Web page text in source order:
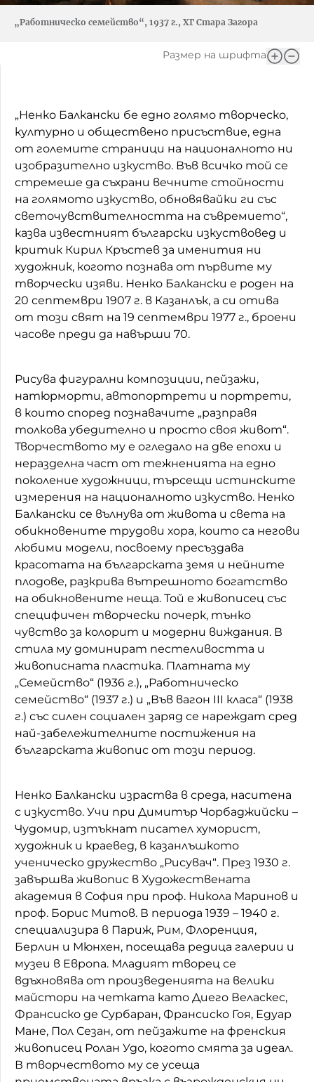
„Работническо семейство“, 1937 г., ХГ Стара Загора
Размер на шрифта
„Ненко Балкански бе едно голямо творческо,
културно и обществено присъствие, една
от големите страници на националното ни
изобразително изкуство. Във всичко той се
стремеше да съхрани вечните стойности
на голямото изкуство, обновявайки ги със
светочувствителността на съвремието“,
казва известният български изкуствовед и
критик Кирил Кръстев за именития ни
художник, когото познава от първите му
творчески изяви. Ненко Балкански е роден на
20 септември 1907 г. в Казанлък, а си отива
от този свят на 19 септември 1977 г., броени
часове преди да навърши 70.
Рисува фигурални композиции, пейзажи,
натюрморти, автопортрети и портрети,
в които според познавачите „разправя
толкова убедително и просто своя живот“.
Творчеството му е огледало на две епохи и
неразделна част от тежненията на едно
поколение художници, търсещи истинските
измерения на националното изкуство. Ненко
Балкански се вълнува от живота и света на
обикновените трудови хора, които са негови
любими модели, посвоему пресъздава
красотата на българската земя и нейните
плодове, разкрива вътрешното богатство
на обикновените неща. Той е живописец със
специфичен творчески почерк, тънко
чувство за колорит и модерни виждания. В
стила му доминират пестеливостта и
живописната пластика. Платната му
„Семейство“ (1936 г.), „Работническо
семейство“ (1937 г.) и „Във вагон III класа“ (1938
г.) със силен социален заряд се нареждат сред
най-забележителните постижения на
българската живопис от този период.
Ненко Балкански израства в среда, наситена
с изкуство. Учи при Димитър Чорбаджийски –
Чудомир, изтъкнат писател хуморист,
художник и краевед, в казанлъшкото
ученическо дружество „Рисувач“. През 1930 г.
завършва живопис в Художествената
академия в София при проф. Никола Маринов и
проф. Борис Митов. В периода 1939 – 1940 г.
специализира в Париж, Рим, Флоренция,
Берлин и Мюнхен, посещава редица галерии и
музеи в Европа. Младият творец се
вдъхновява от произведенията на велики
майстори на четката като Диего Веласкес,
Франсиско де Сурбаран, Франсиско Гоя, Едуар
Мане, Пол Сезан, от пейзажите на френския
живописец Ролан Удо, когото смята за идеал.
В творчеството му се усеща